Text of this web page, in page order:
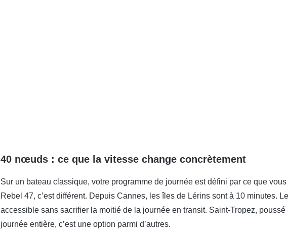
40 nœuds : ce que la vitesse change concrètement
Sur un bateau classique, votre programme de journée est défini par ce que
Rebel 47, c’est différent. Depuis Cannes, les îles de Lérins sont à 10 minutes.
accessible sans sacrifier la moitié de la journée en transit. Saint-Tropez,
journée entière, c’est une option parmi d’autres.